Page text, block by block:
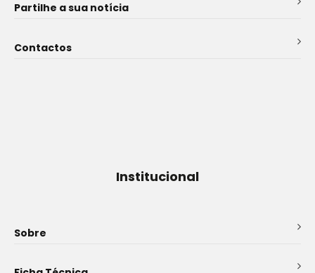
Partilhe a sua notícia
Contactos
Institucional
Sobre